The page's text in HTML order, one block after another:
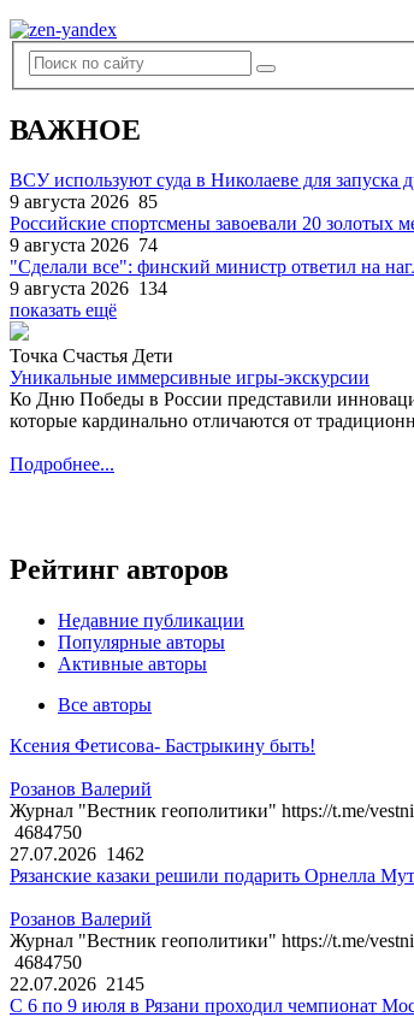
ВАЖНОЕ
ВСУ используют суда в Николаеве для запуска
9 августа 2026 85
Российские спортсмены завоевали 20 золотых
9 августа 2026 74
"Сделали все": финский министр ответил на
9 августа 2026 134
показать ещё
Точка Счастья Дети
Уникальные иммерсивные игры-экскурсии
Ко Дню Победы в России представили
которые кардинально отличаются от
Подробнее...
Рейтинг авторов
Недавние публикации
Популярные авторы
Активные авторы
Все авторы
Ксения Фетисова- Бастрыкину быть!
Розанов Валерий
Журнал "Вестник геополитики" https://t.me/
4684750
27.07.2026 1462
Рязанские казаки решили подарить Орнелла
Розанов Валерий
Журнал "Вестник геополитики" https://t.me/
4684750
22.07.2026 2145
С 6 по 9 июля в Рязани проходил чемпионат